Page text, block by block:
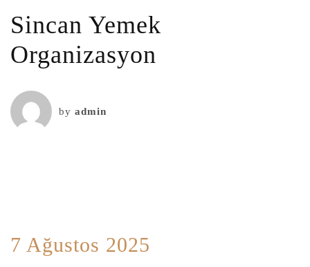
Sincan Yemek
Organizasyon
by admin
7 Ağustos 2025